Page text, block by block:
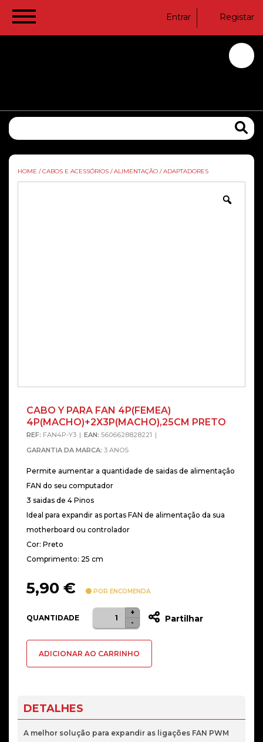
Entrar Registar
HOME / CABOS E ACESSÓRIOS / ALIMENTAÇÃO / ADAPTADORES
CABO Y PARA FAN 4P(FEMEA)
4P(MACHO)+2X3P(MACHO),25CM PRETO
REF: FAN4P-Y3 EAN: 5606628828221
GARANTIA DA MARCA: 3 ANOS
Permite aumentar a quantidade de saidas de alimentação
FAN do seu computador
3 saidas de 4 Pinos
Ideal para expandir as portas FAN de alimentação da sua
motherboard ou controlador
Cor: Preto
Comprimento: 25 cm
5,90 € POR ENCOMENDA
QUANTIDADE
Quantidade
de
Y
4P(MACHO)+2X3P(MACHO),25CM
PRETO
-
+
Partilhar
ADICIONAR AO CARRINHO
DETALHES
A melhor solução para expandir as ligações FAN PWM